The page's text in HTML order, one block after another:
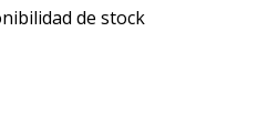
de stock